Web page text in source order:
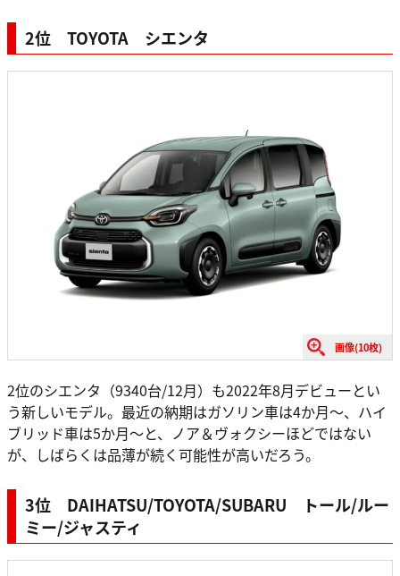
2位 TOYOTA シエンタ
画像(10枚)
2位のシエンタ（9340台/12月）も2022年8月デビューとい
う新しいモデル。最近の納期はガソリン車は4か月〜、ハイ
ブリッド車は5か月〜と、ノア＆ヴォクシーほどではない
が、しばらくは品薄が続く可能性が高いだろう。
3位 DAIHATSU/TOYOTA/SUBARU トール/ルー
ミー/ジャスティ